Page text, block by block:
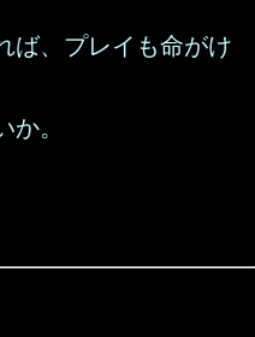
ば、プレイも命がけ
。